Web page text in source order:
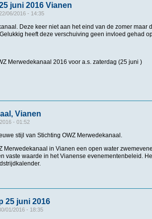
juni 2016 Vianen
06/2016 - 14:35
Deze keer niet aan het eind van de zomer maar
heeft deze verschuiving geen invloed gehad
Merwedekanaal 2016 voor a.s. zaterdag (25 juni )
25 juni 2016 Vianen
Vianen
- 01:52
stijl van Stichting OWZ Merwedekanaal.
Merwedekanaal in Vianen een open water
vaste waarde in het Vianense evenementenbeleid.
Vianen
25 juni 2016
01/2016 - 18:35